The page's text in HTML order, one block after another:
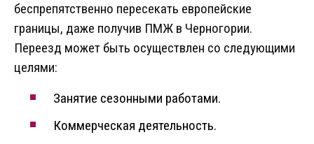
беспрепятственно пересекать европейские
границы, даже получив ПМЖ в Черногории.
Переезд может быть осуществлен со следующими
целями:
Занятие сезонными работами.
Коммерческая деятельность.